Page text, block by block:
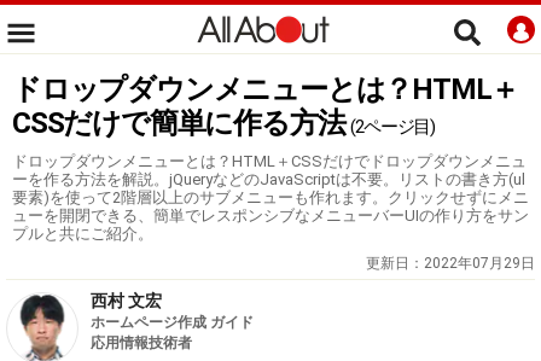
ドロップダウンメニューとは？HTML＋
CSSだけで簡単に作る方法 (2ページ目)
ドロップダウンメニューとは？HTML＋CSSだけでドロップダウンメニュ
ーを作る方法を解説。jQueryなどのJavaScriptは不要。リストの書き方(ul
要素)を使って2階層以上のサブメニューも作れます。クリックせずにメニ
ューを開閉できる、簡単でレスポンシブなメニューバーUIの作り方をサン
プルと共にご紹介。
更新日： 2022年07月29日
西村 文宏
ホームページ作成 ガイド
応用情報技術者